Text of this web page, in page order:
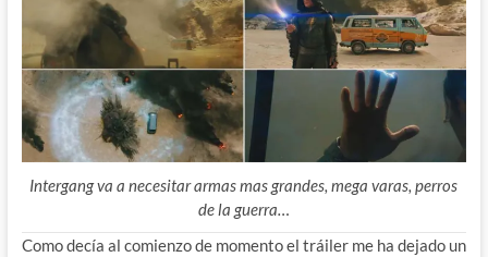
Intergang va a necesitar armas mas grandes, mega varas, perros
de la guerra…
Como decía al comienzo de momento el tráiler me ha dejado un